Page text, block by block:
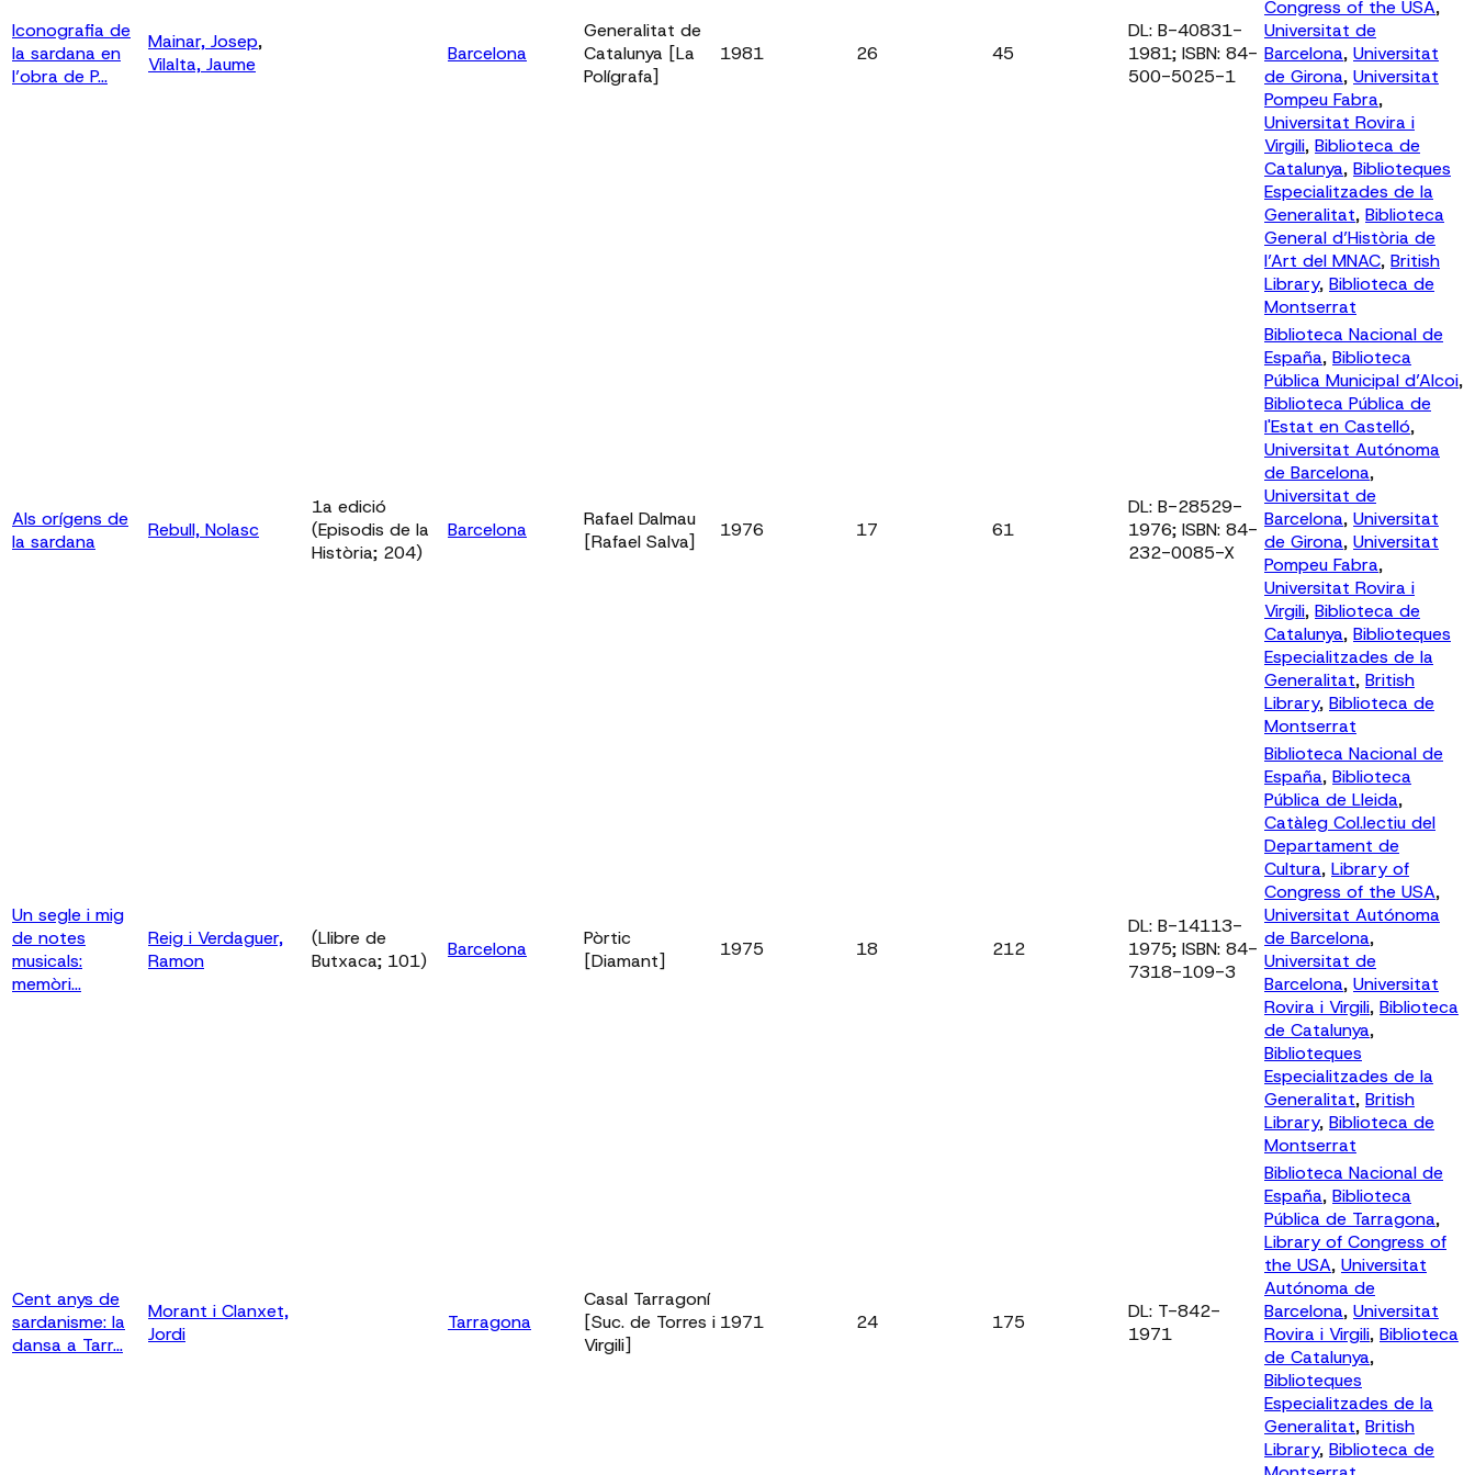
Iconografia de
la sardana en
l’obra de P...
Mainar, Josep,
Vilalta, Jaume
Barcelona
Generalitat de
Catalunya [La
Polígrafa]
1981 26 45
DL: B-40831-
1981; ISBN: 84-
500-5025-1
Congress of the USA,
Universitat de
Barcelona, Universitat
de Girona, Universitat
Pompeu Fabra,
Universitat Rovira i
Virgili, Biblioteca de
Catalunya, Biblioteques
Especialitzades de la
Generalitat, Biblioteca
General d’Història de
l’Art del MNAC, British
Library, Biblioteca de
Montserrat
Als orígens de
la sardana
Rebull, Nolasc
1a edició
(Episodis de la
Història; 204)
Barcelona
Rafael Dalmau
[Rafael Salva]
1976 17 61
DL: B-28529-
1976; ISBN: 84-
232-0085-X
Biblioteca Nacional de
España, Biblioteca
Pública Municipal d’Alcoi,
Biblioteca Pública de
l'Estat en Castelló,
Universitat Autónoma
de Barcelona,
Universitat de
Barcelona, Universitat
de Girona, Universitat
Pompeu Fabra,
Universitat Rovira i
Virgili, Biblioteca de
Catalunya, Biblioteques
Especialitzades de la
Generalitat, British
Library, Biblioteca de
Montserrat
Un segle i mig
de notes
musicals:
memòri...
Reig i Verdaguer,
Ramon
(Llibre de
Butxaca; 101)
Barcelona
Pòrtic
[Diamant]
1975 18 212
DL: B-14113-
1975; ISBN: 84-
7318-109-3
Biblioteca Nacional de
España, Biblioteca
Pública de Lleida,
Catàleg Col.lectiu del
Departament de
Cultura, Library of
Congress of the USA,
Universitat Autónoma
de Barcelona,
Universitat de
Barcelona, Universitat
Rovira i Virgili, Biblioteca
de Catalunya,
Biblioteques
Especialitzades de la
Generalitat, British
Library, Biblioteca de
Montserrat
Cent anys de
sardanisme: la
dansa a Tarr...
Morant i Clanxet,
Jordi
Tarragona
Casal Tarragoní
[Suc. de Torres i
Virgili]
1971 24 175
DL: T-842-
1971
Biblioteca Nacional de
España, Biblioteca
Pública de Tarragona,
Library of Congress of
the USA, Universitat
Autónoma de
Barcelona, Universitat
Rovira i Virgili, Biblioteca
de Catalunya,
Biblioteques
Especialitzades de la
Generalitat, British
Library, Biblioteca de